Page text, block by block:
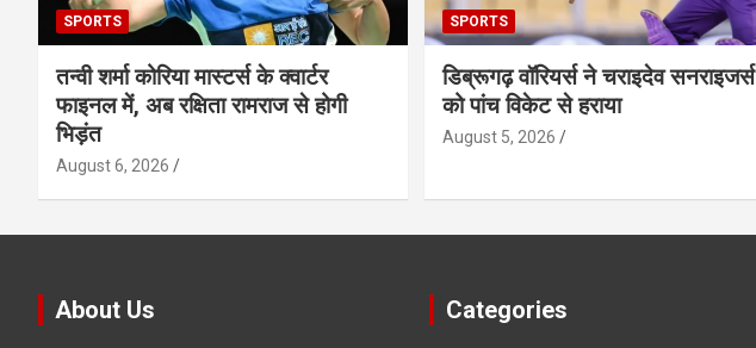
SPORTS
तन्वी शर्मा कोरिया मास्टर्स के क्वार्टर
फाइनल में, अब रक्षिता रामराज से होगी
भिड़ंत
August 6, 2026
SPORTS
डिब्रूगढ़ वॉरियर्स ने चराइदेव सनराइजर्स
को पांच विकेट से हराया
August 5, 2026
About Us Categories